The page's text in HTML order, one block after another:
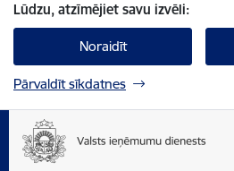
Lūdzu, atzīmējiet savu izvēli:
Noraidīt
Pārvaldīt sīkdatnes